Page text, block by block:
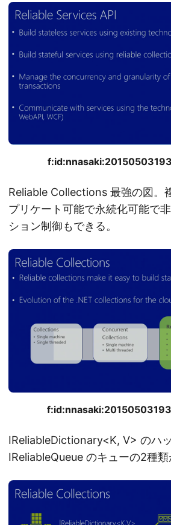
Reliable Collections 最強の図。
プリケート可能で永続化可能で
ション制御もできる。
IReliableDictionary<K, V> のハッ
IReliableQueue のキューの2種類